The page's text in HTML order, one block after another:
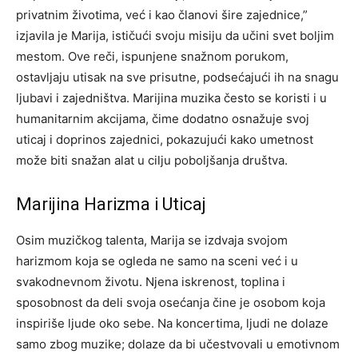
privatnim životima, već i kao članovi šire zajednice,”
izjavila je Marija, ističući svoju misiju da učini svet boljim
mestom. Ove reči, ispunjene snažnom porukom,
ostavljaju utisak na sve prisutne, podsećajući ih na snagu
ljubavi i zajedništva. Marijina muzika često se koristi i u
humanitarnim akcijama, čime dodatno osnažuje svoj
uticaj i doprinos zajednici, pokazujući kako umetnost
može biti snažan alat u cilju poboljšanja društva.
Marijina Harizma i Uticaj
Osim muzičkog talenta, Marija se izdvaja svojom
harizmom koja se ogleda ne samo na sceni već i u
svakodnevnom životu. Njena iskrenost, toplina i
sposobnost da deli svoja osećanja čine je osobom koja
inspiriše ljude oko sebe. Na koncertima, ljudi ne dolaze
samo zbog muzike; dolaze da bi učestvovali u emotivnom